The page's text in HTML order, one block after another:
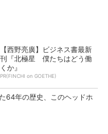
【西野亮廣】ビジネス書最新
刊『北極星 僕たちはどう働
くか』
PR(FINCHI on GOETHE)
64年の歴史、このヘッドホ